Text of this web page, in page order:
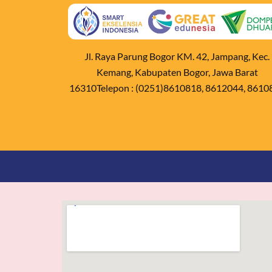
Jl. Raya Parung Bogor KM. 42, Jampang, Kec.
Kemang, Kabupaten Bogor, Jawa Barat
16310Telepon : (0251)8610818, 8612044,